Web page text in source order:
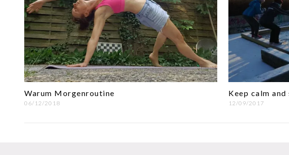
Warum Morgenroutine
06/12/2018
Keep calm
12/09/2017